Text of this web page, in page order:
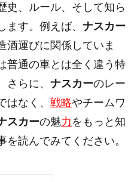
史、ルール、そして知ら
す。例えば、 ナスカー
酒運びに関係していま
普通の車とは全く違う特
らに、 ナスカーのレー
なく、 戦略やチームワ
スカーの魅力をもっと知
を読んでみてください。